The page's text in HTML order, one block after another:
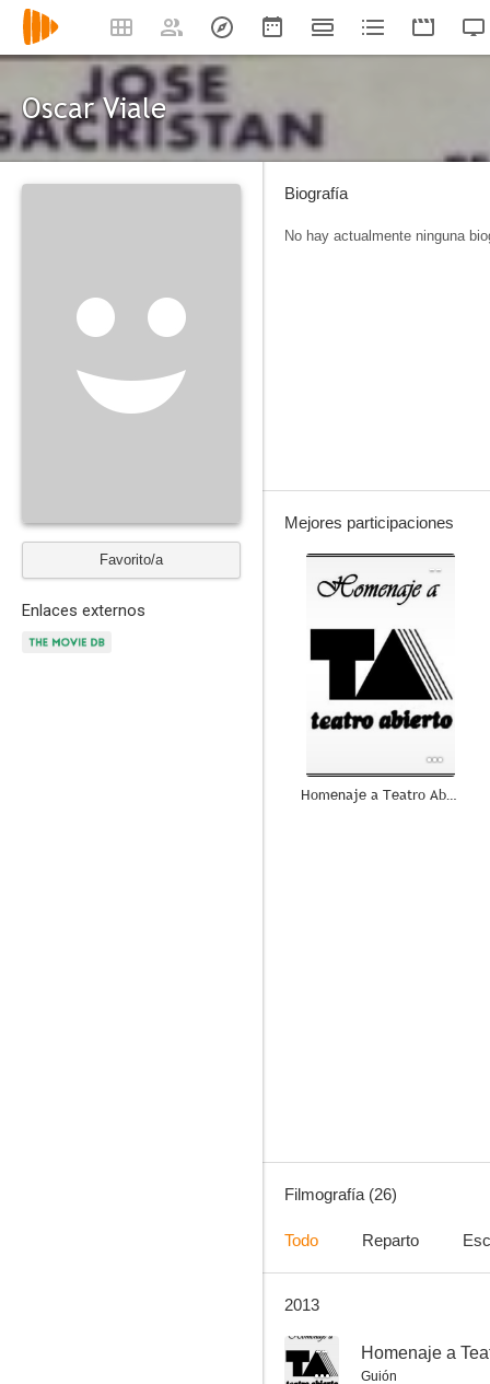
Oscar Viale
Favorito/a
Enlaces externos
Biografía
No hay actualmente ninguna
Mejores participaciones
--
Homenaje a Teatro Abierto
--
Filmografía (26)
Todo Reparto
2013
-- Homenaje a
Guión